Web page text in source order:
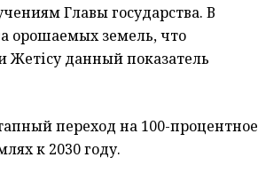
Главы государства. В
орошаемых земель, что
Жетісу данный показатель
переход на 100-процентное
к 2030 году.